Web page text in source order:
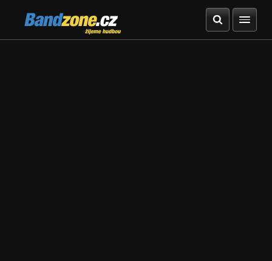
Bandzone.cz
žijeme hudbou